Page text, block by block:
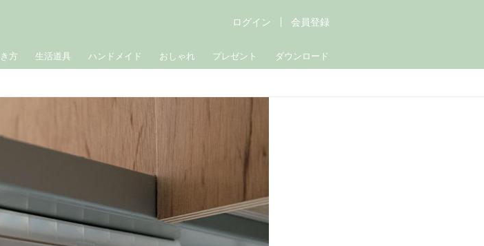
方 生活道具 ハンドメイド おしゃれ プレゼント ダウンロード
ログイン 会員登録